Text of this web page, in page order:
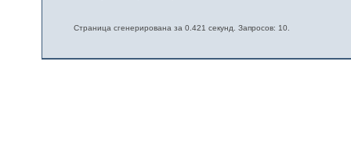
Страница сгенерирована за 0.421 секунд. Запросов: 10.